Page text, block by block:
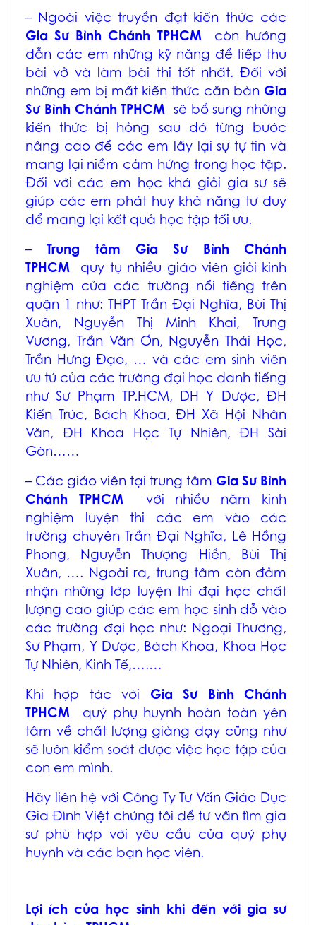
– Ngoài việc truyền đạt kiến thức các
Gia Sư Bình Chánh TPHCM
còn hướng
dẫn các em những kỹ năng để tiếp thu
bài vở và làm bài thi tốt nhất. Đối với
những em bị mất kiến thức căn bản Gia
Sư Bình Chánh TPHCM
sẽ bổ sung những
kiến thức bị hỏng sau đó từng bước
nâng cao để các em lấy lại sự tự tin và
mang lại niềm cảm hứng trong học tập.
Đối với các em học khá giỏi gia sư sẽ
giúp các em phát huy khả năng tư duy
để mang lại kết quả học tập tối ưu.
–Trung tâm Gia Sư Bình Chánh
TPHCM
quy tụ nhiều giáo viên giỏi kinh
nghiệm của các trường nổi tiếng trên
quận 1 như: THPT Trần Đại Nghĩa, Bùi Thị
Xuân, Nguyễn Thị Minh Khai, Trưng
Vương, Trần Văn Ơn, Nguyễn Thái Học,
Trần Hưng Đạo, … và các em sinh viên
ưu tú của các trường đại học danh tiếng
như Sư Phạm TP.HCM, DH Y Dược, ĐH
Kiến Trúc, Bách Khoa, ĐH Xã Hội Nhân
Văn, ĐH Khoa Học Tự Nhiên, ĐH Sài
Gòn……
– Các giáo viên tại trung tâm Gia Sư Bình
Chánh TPHCM
với nhiều năm kinh
nghiệm luyện thi các em vào các
trường chuyên Trần Đại Nghĩa, Lê Hồng
Phong, Nguyễn Thượng Hiền, Bùi Thị
Xuân, …. Ngoài ra, trung tâm còn đảm
nhận những lớp luyện thi đại học chất
lượng cao giúp các em học sinh đỗ vào
các trường đại học như: Ngoại Thương,
Sư Phạm, Y Dược, Bách Khoa, Khoa Học
Tự Nhiên, Kinh Tế,….…
Khi hợp tác với Gia Sư Bình Chánh
TPHCM
quý phụ huynh hoàn toàn yên
tâm về chất lượng giảng dạy cũng như
sẽ luôn kiểm soát được việc học tập của
con em mình.
Hãy liên hệ với Công Ty Tư Vấn Giáo Dục
Gia Đình Việt chúng tôi dể tư vấn tìm gia
sư phù hợp với yêu cầu của quý phụ
huynh và các bạn học viên.
Lợi ích của học sinh khi đến với gia sư